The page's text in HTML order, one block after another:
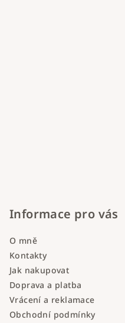
Informace pro vás
O mně
Kontakty
Jak nakupovat
Doprava a platba
Vrácení a reklamace
Obchodní podmínky